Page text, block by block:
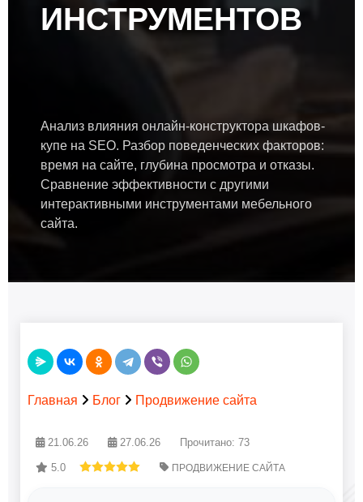
ИНСТРУМЕНТОВ
Анализ влияния онлайн-конструктора шкафов-
купе на SEO. Разбор поведенческих факторов:
время на сайте, глубина просмотра и отказы.
Сравнение эффективности с другими
интерактивными инструментами мебельного
сайта.
Главная Блог Продвижение сайта
21.06.26 27.06.26 Прочитано: 73
5.0 ПРОДВИЖЕНИЕ САЙТА